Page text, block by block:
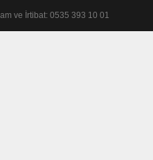
ve İrtibat: 0535 393 10 01